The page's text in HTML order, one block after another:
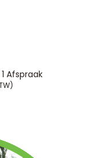
Afspraak